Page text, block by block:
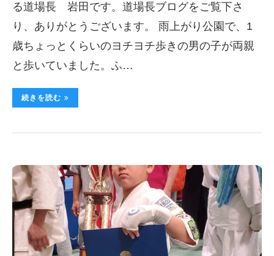
る道場長 岩田です。道場長ブログをご覧下さ
り、ありがとうございます。 雨上がり公園で、1
歳ちょっとくらいのヨチヨチ歩きの男の子が両親
と歩いていました。ふ…
続きを読む